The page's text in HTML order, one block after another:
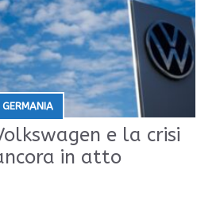
GERMANIA
e la crisi
in atto